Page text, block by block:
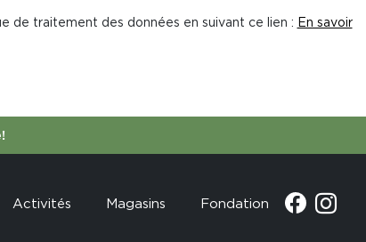
de traitement des données en suivant ce lien : En savoir
Activités Magasins Fondation